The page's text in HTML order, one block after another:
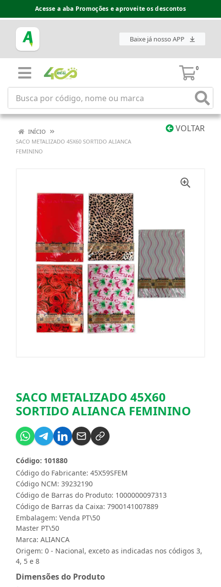
Acesse a aba Promoções e aproveite os descontos
Baixe já nosso APP
0
VOLTAR
INÍCIO
SACO METALIZADO 45X60 SORTIDO ALIANCA
FEMININO
SACO METALIZADO 45X60
SORTIDO ALIANCA FEMININO
Código do Fabricante: 45X59SFEM
Código: 101880
Código NCM: 39232190
Código de Barras do Produto: 1000000097313
Código de Barras da Caixa: 7900141007889
Embalagem: Venda PT\50
Master PT\50
Marca: ALIANCA
Origem: 0 - Nacional, exceto as indicadas nos códigos 3,
4, 5 e 8
Dimensões do Produto